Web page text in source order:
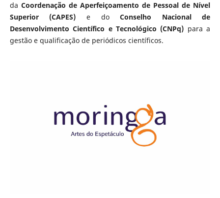
da Coordenação de Aperfeiçoamento de Pessoal de Nível
Superior (CAPES) e doConselho Nacional de
Desenvolvimento Científico e Tecnológico (CNPq) para a
gestão e qualificação de periódicos científicos.